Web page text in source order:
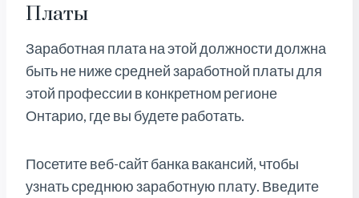
Платы
Заработная плата на этой должности должна
быть не ниже средней заработной платы для
этой профессии в конкретном регионе
Онтарио, где вы будете работать.
Посетите веб-сайт банка вакансий, чтобы
узнать среднюю заработную плату. Введите